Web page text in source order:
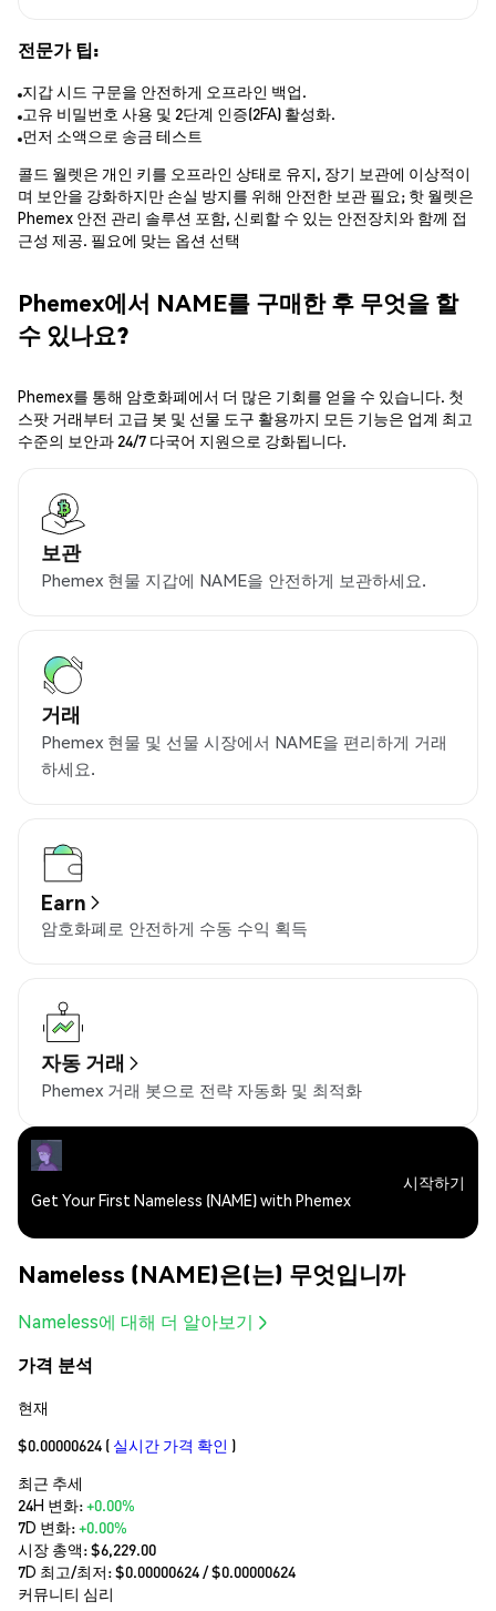
전문가 팁:
지갑 시드 구문을 안전하게 오프라인 백업.
고유 비밀번호 사용 및 2단계 인증(2FA) 활성화.
먼저 소액으로 송금 테스트
콜드 월렛은 개인 키를 오프라인 상태로 유지, 장기 보관에 이상적이
며 보안을 강화하지만 손실 방지를 위해 안전한 보관 필요; 핫 월렛은
Phemex 안전 관리 솔루션 포함, 신뢰할 수 있는 안전장치와 함께 접
근성 제공. 필요에 맞는 옵션 선택
Phemex에서 NAME를 구매한 후 무엇을 할
수 있나요?
Phemex를 통해 암호화폐에서 더 많은 기회를 얻을 수 있습니다. 첫
스팟 거래부터 고급 봇 및 선물 도구 활용까지 모든 기능은 업계 최고
수준의 보안과 24/7 다국어 지원으로 강화됩니다.
보관
Phemex 현물 지갑에 NAME을 안전하게 보관하세요.
거래
Phemex 현물 및 선물 시장에서 NAME을 편리하게 거래
하세요.
Earn
암호화폐로 안전하게 수동 수익 획득
자동 거래
Phemex 거래 봇으로 전략 자동화 및 최적화
Get Your First Nameless (NAME) with Phemex
시작하기
Nameless (NAME)은(는) 무엇입니까
Nameless에 대해 더 알아보기
가격 분석
현재
$0.00000624 ( 실시간 가격 확인 )
최근 추세
24H 변화:+0.00%
7D 변화:+0.00%
시장 총액:$6,229.00
7D 최고/최저: $0.00000624/ $0.00000624
커뮤니티 심리